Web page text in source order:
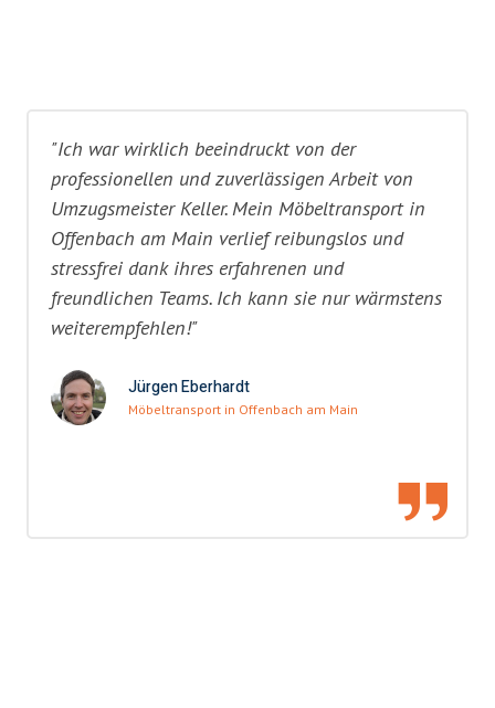
"Ich war wirklich beeindruckt von der
professionellen und zuverlässigen Arbeit von
Umzugsmeister Keller. Mein Möbeltransport in
Offenbach am Main verlief reibungslos und
stressfrei dank ihres erfahrenen und
freundlichen Teams. Ich kann sie nur wärmstens
weiterempfehlen!"
Jürgen Eberhardt
Möbeltransport in Offenbach am Main